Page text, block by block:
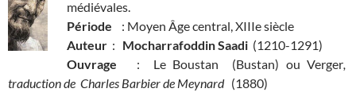
médiévales.
Période
: Moyen Âge central, XIIIe siècle
Auteur : Mocharrafoddin Saadi (1210-1291)
Ouvrage : Le Boustan (Bustan) ou Verger,
traduction de Charles Barbier de Meynard (1880)